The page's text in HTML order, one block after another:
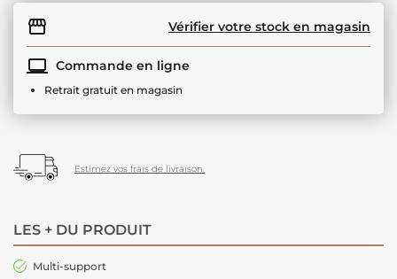
Vérifier votre stock en magasin
Commande en ligne
Retrait gratuit en magasin
Estimez vos frais de livraison.
LES + DU PRODUIT
Multi-support